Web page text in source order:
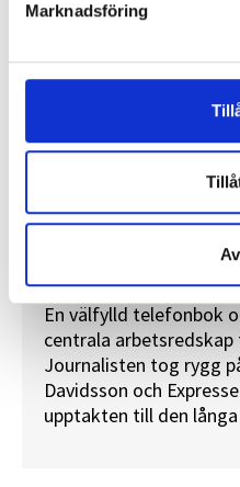
Marknadsföring
”Valåret känns
maraton”
En välfylld telefonbok
centrala
Journalisten tog rygg
Davidsson och
upptakten till den